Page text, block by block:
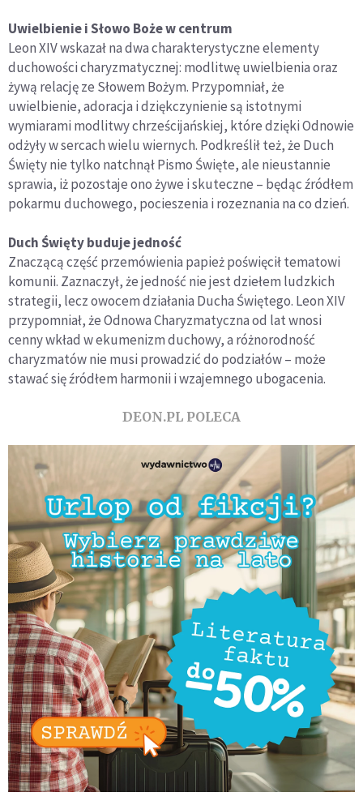
Uwielbienie i Słowo Boże w centrum
Leon XIV wskazał na dwa charakterystyczne elementy
duchowości charyzmatycznej: modlitwę uwielbienia oraz
żywą relację ze Słowem Bożym. Przypomniał, że
uwielbienie, adoracja i dziękczynienie są istotnymi
wymiarami modlitwy chrześcijańskiej, które dzięki Odnowie
odżyły w sercach wielu wiernych. Podkreślił też, że Duch
Święty nie tylko natchnął Pismo Święte, ale nieustannie
sprawia, iż pozostaje ono żywe i skuteczne – będąc źródłem
pokarmu duchowego, pocieszenia i rozeznania na co dzień.
Duch Święty buduje jedność
Znaczącą część przemówienia papież poświęcił tematowi
komunii. Zaznaczył, że jedność nie jest dziełem ludzkich
strategii, lecz owocem działania Ducha Świętego. Leon XIV
przypomniał, że Odnowa Charyzmatyczna od lat wnosi
cenny wkład w ekumenizm duchowy, a różnorodność
charyzmatów nie musi prowadzić do podziałów – może
stawać się źródłem harmonii i wzajemnego ubogacenia.
DEON.PL POLECA